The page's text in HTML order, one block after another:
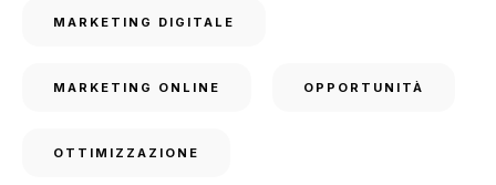
MARKETING DIGITALE
MARKETING ONLINE OPPORTUNITÀ
OTTIMIZZAZIONE